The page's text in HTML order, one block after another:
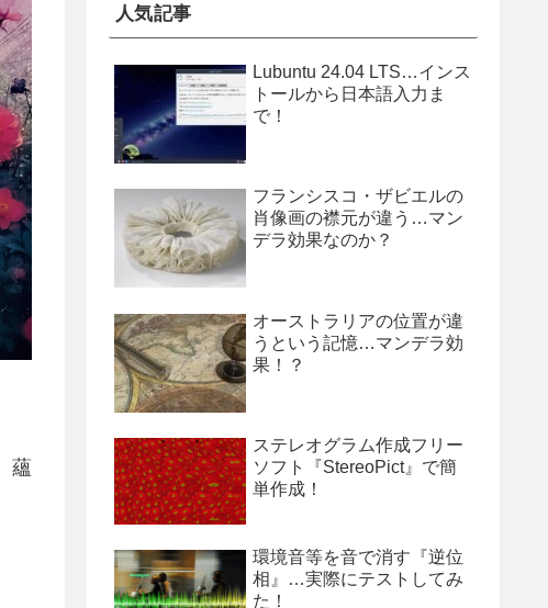
蘊
人気記事
Lubuntu 24.04 LTS…インス
トールから日本語入力ま
で！
フランシスコ・ザビエルの
肖像画の襟元が違う…マン
デラ効果なのか？
オーストラリアの位置が違
うという記憶…マンデラ効
果！？
ステレオグラム作成フリー
ソフト『StereoPict』で簡
単作成！
環境音等を音で消す『逆位
相』…実際にテストしてみ
た！